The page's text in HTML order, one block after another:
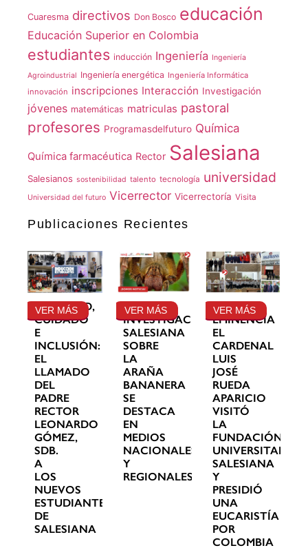
Cuaresma directivos Don Bosco educación
Educación Superior en Colombia
estudiantes inducción Ingeniería Ingeniería
Agroindustrial Ingeniería energética Ingeniería Informática
innovación inscripciones Interacción Investigación
jóvenes matemáticas matriculas pastoral
profesores Programasdelfuturo Química
Química farmacéutica Rector Salesiana
Salesianos sostenibilidad talento tecnología universidad
Universidad del futuro Vicerrector Vicerrectoría Visita
Publicaciones Recientes
GRATITUD,
CUIDADO
E
INCLUSIÓN:
EL
LLAMADO
DEL
PADRE
RECTOR
LEONARDO
GÓMEZ,
SDB.
A
LOS
NUEVOS
ESTUDIANTES
DE
SALESIANA
VER MÁS
LA
INVESTIGACIÓN
SALESIANA
SOBRE
LA
ARAÑA
BANANERA
SE
DESTACA
EN
MEDIOS
NACIONALES
Y
REGIONALES
VER MÁS
SU
EMINENCIA
EL
CARDENAL
LUIS
JOSÉ
RUEDA
APARICIO
VISITÓ
LA
FUNDACIÓN
UNIVERSITARIA
SALESIANA
Y
PRESIDIÓ
UNA
EUCARISTÍA
POR
COLOMBIA
VER MÁS